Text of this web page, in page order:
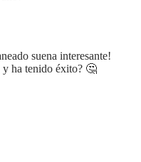
y ha tenido éxito? 🤔